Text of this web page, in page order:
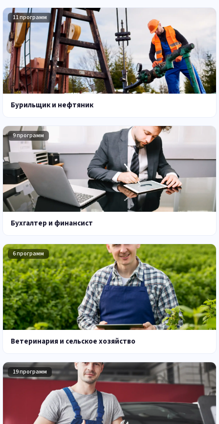
11 программ
Бурильщик и нефтяник
9 программ
Бухгалтер и финансист
6 программ
Ветеринария и сельское хозяйство
19 программ